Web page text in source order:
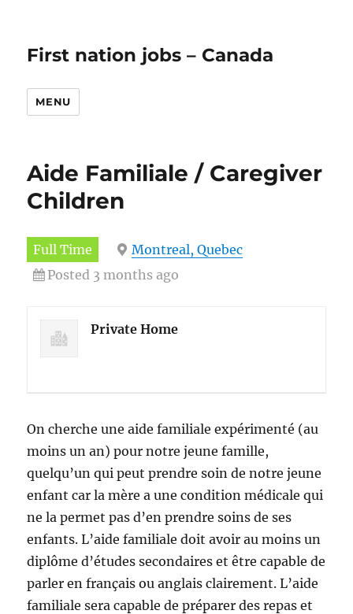
First nation jobs – Canada
MENU
Aide Familiale / Caregiver
Children
Full Time
Montreal, Quebec
Posted 3 months ago
Private Home
On cherche une aide familiale expérimenté (au
moins un an) pour notre jeune famille,
quelqu’un qui peut prendre soin de notre jeune
enfant car la mère a une condition médicale qui
ne la permet pas d’en prendre soins de ses
enfants. L’aide familiale doit avoir au moins un
diplôme d’études secondaires et être capable de
parler en français ou anglais clairement. L’aide
familiale sera capable de préparer des repas et